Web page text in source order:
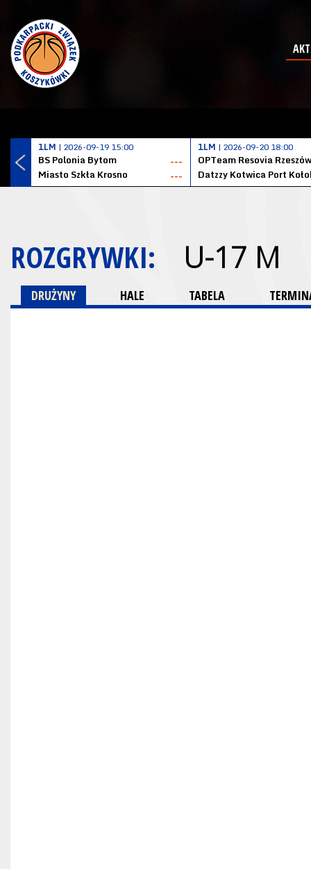
1LM | 2026-09-19 15:00
BS Polonia Bytom
---
Miasto Szkła Krosno
---
1LM | 2026-09-20 18:00
OPTeam Resovia Rzeszów
ROZGRYWKI: U-17 M
DRUŻYNY HALE TABELA